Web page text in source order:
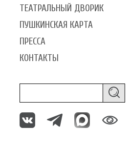
ТЕАТРАЛЬНЫЙ ДВОРИК
ПУШКИНСКАЯ КАРТА
ПРЕССА
КОНТАКТЫ